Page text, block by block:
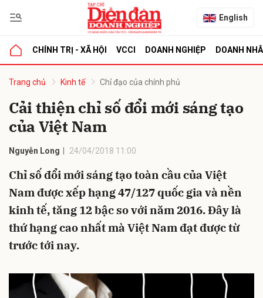
English
CHÍNH TRỊ - XÃ HỘI VCCI DOANH NGHIỆP DOANH
Trang chủ Kinh tế Chỉ đạo của chính phủ
Cải thiện chỉ số đổi mới sáng tạo
của Việt Nam
Nguyễn Long 24/04/2018 11:00
Chỉ số đổi mới sáng tạo toàn cầu của Việt
Nam được xếp hạng 47/127 quốc gia và nền
kinh tế, tăng 12 bậc so với năm 2016. Đây là
thứ hạng cao nhất mà Việt Nam đạt được từ
trước tới nay.
luận
Hủy